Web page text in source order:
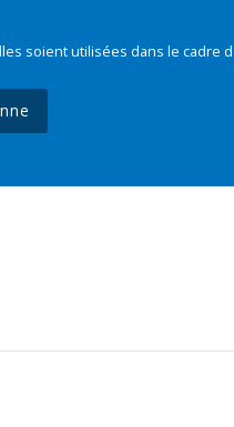
soient utilisées dans le cadre